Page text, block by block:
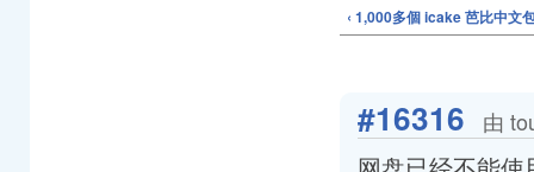
‹ 1,000多個 icake 芭比中文
#16316 由